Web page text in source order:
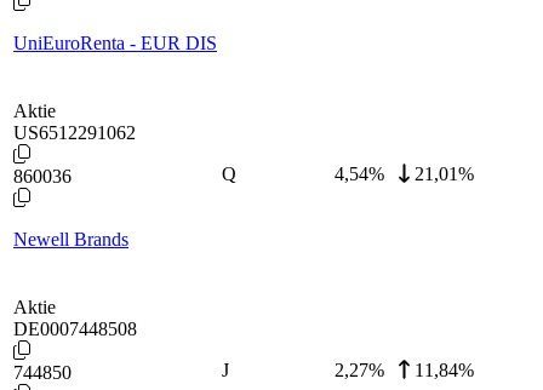
UniEuroRenta - EUR DIS
Aktie
US6512291062
860036
Newell Brands
Q 4,54% 21,01%
Aktie
DE0007448508
744850 J 2,27% 11,84%